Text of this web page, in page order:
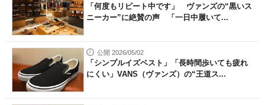
「何度もリピート中です」 ヴァンズの“黒いス
ニーカー”に絶賛の声 「一日中履いて...
公開 2026/05/02
「シンプルイズベスト」「長時間歩いても疲れ
にくい」VANS（ヴァンズ）の“王道ス...